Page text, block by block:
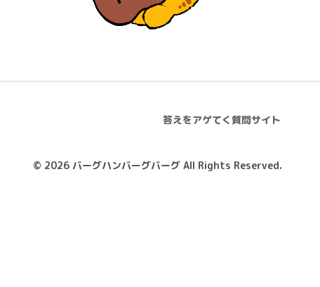
答えをアゲてく質問サイト
© 2026 バーグハンバーグバーグAll Rights Reserved.